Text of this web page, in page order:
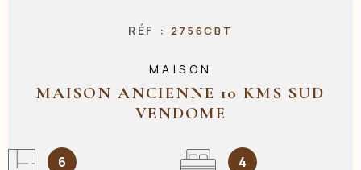
RÉF : 2756CBT
MAISON
MAISON ANCIENNE 10 KMS SUD
VENDOME
6 4